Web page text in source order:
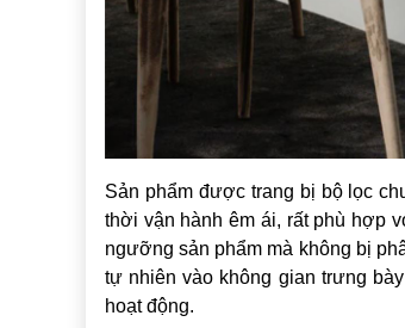
Sản phẩm được trang bị bộ lọc
thời vận hành êm ái, rất phù hợp
ngưỡng sản phẩm mà không bị
tự nhiên vào không gian trưng
hoạt động.